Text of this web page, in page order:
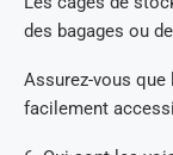
des bagages ou
Assurez-vous
facilement